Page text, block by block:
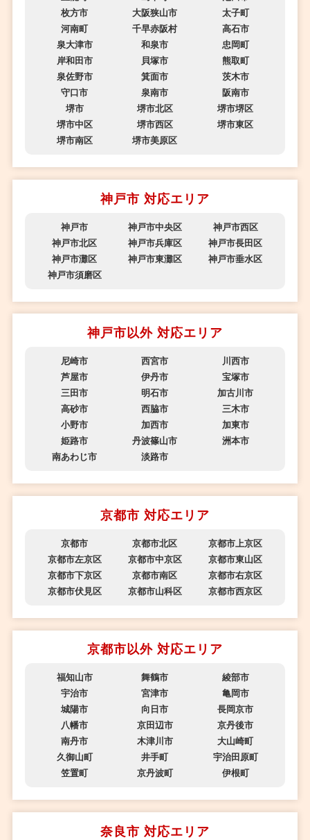
枚方市
大阪狭山市
太子町
河南町
千早赤阪村
高石市
泉大津市
和泉市
忠岡町
岸和田市
貝塚市
熊取町
泉佐野市
箕面市
茨木市
守口市
泉南市
阪南市
堺市
堺市北区
堺市堺区
堺市中区
堺市西区
堺市東区
堺市南区
堺市美原区
神戸市 対応エリア
神戸市 神戸市中央区
神戸市西区
神戸市北区
神戸市兵庫区
神戸市長田区
神戸市灘区
神戸市東灘区
神戸市垂水区
神戸市須磨区
神戸市以外 対応エリア
尼崎市 西宮市
川西市
芦屋市
伊丹市
宝塚市
三田市
明石市
加古川市
高砂市
西脇市
三木市
小野市
加西市
加東市
姫路市
丹波篠山市
洲本市
南あわじ市
淡路市
京都市 対応エリア
京都市 京都市北区
京都市上京区
京都市左京区
京都市中京区
京都市東山区
京都市下京区
京都市南区
京都市右京区
京都市伏見区
京都市山科区 京都市西京区
京都市以外 対応エリア
福知山市 舞鶴市
綾部市
宇治市
宮津市
亀岡市
城陽市
向日市
長岡京市
八幡市
京田辺市
京丹後市
南丹市
木津川市
大山崎町
久御山町
井手町
宇治田原町
笠置町
京丹波町 伊根町
奈良市 対応エリア